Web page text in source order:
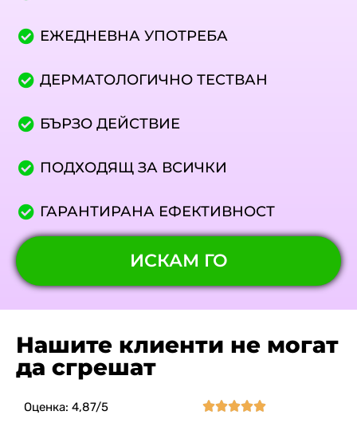
ЕЖЕДНЕВНА УПОТРЕБА
ДЕРМАТОЛОГИЧНО ТЕСТВАН
БЪРЗО ДЕЙСТВИЕ
ПОДХОДЯЩ ЗА ВСИЧКИ
ГАРАНТИРАНА ЕФЕКТИВНОСТ
ИСКАМ ГО
Нашите клиенти не могат
да сгрешат
Оценка: 4,87/5 